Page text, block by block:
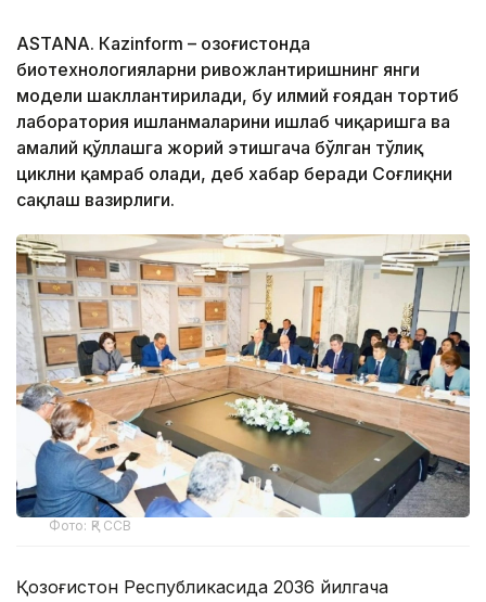
ASTANА. Кazinform – Қозоғистонда
биотехнологияларни ривожлантиришнинг янги
модели шакллантирилади, бу илмий ғоядан тортиб
лаборатория ишланмаларини ишлаб чиқаришга ва
амалий қўллашга жорий этишгача бўлган тўлиқ
циклни қамраб олади, деб хабар беради Соғлиқни
сақлаш вазирлиги.
Фото: ҚР ССВ
Қозоғистон Республикасида 2036 йилгача